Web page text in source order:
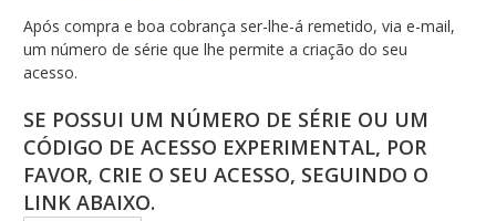
Após compra e boa cobrança ser-lhe-á remetido, via e-mail,
um número de série que lhe permite a criação do seu
acesso.
SE POSSUI UM NÚMERO DE SÉRIE OU UM
CÓDIGO DE ACESSO EXPERIMENTAL, POR
FAVOR, CRIE O SEU ACESSO, SEGUINDO O
LINK ABAIXO.